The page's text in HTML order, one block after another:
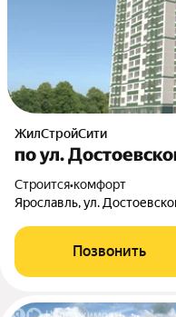
ЖилСтройСити
по ул.
Строится•комфорт
Ярославль, ул.
Позвонить